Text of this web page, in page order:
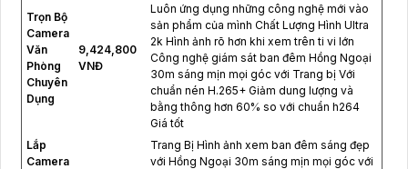
Trọn Bộ
Camera
Văn
Phòng
Chuyên
Dụng
9,424,800
VNĐ
Luôn ứng dụng những công nghệ mới vào
sản phẩm của mình Chất Lượng Hình Ultra
2k Hình ảnh rõ hơn khi xem trên ti vi lớn
Công nghệ giám sát ban đêm Hồng Ngoại
30m sáng mịn mọi góc với Trang bị Với
chuẩn nén H.265+ Giảm dung lượng và
bằng thông hơn 60% so với chuẩn h264
Giá tốt
Lắp
Camera
Trang Bị Hình ảnh xem ban đêm sáng đẹp
với Hồng Ngoại 30m sáng mịn mọi góc với